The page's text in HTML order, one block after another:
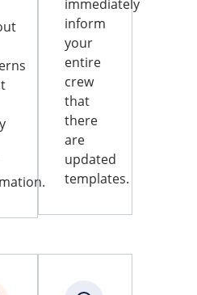
immediately
inform
your
entire
crew
that
there
are
updated
templates.